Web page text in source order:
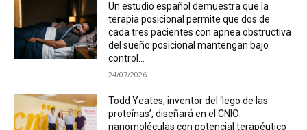
Un estudio español demuestra que la
terapia posicional permite que dos de
cada tres pacientes con apnea obstructiva
del sueño posicional mantengan bajo
control...
24/07/2026
Todd Yeates, inventor del ‘lego de las
proteínas’, diseñará en el CNIO
nanomoléculas con potencial terapéutico